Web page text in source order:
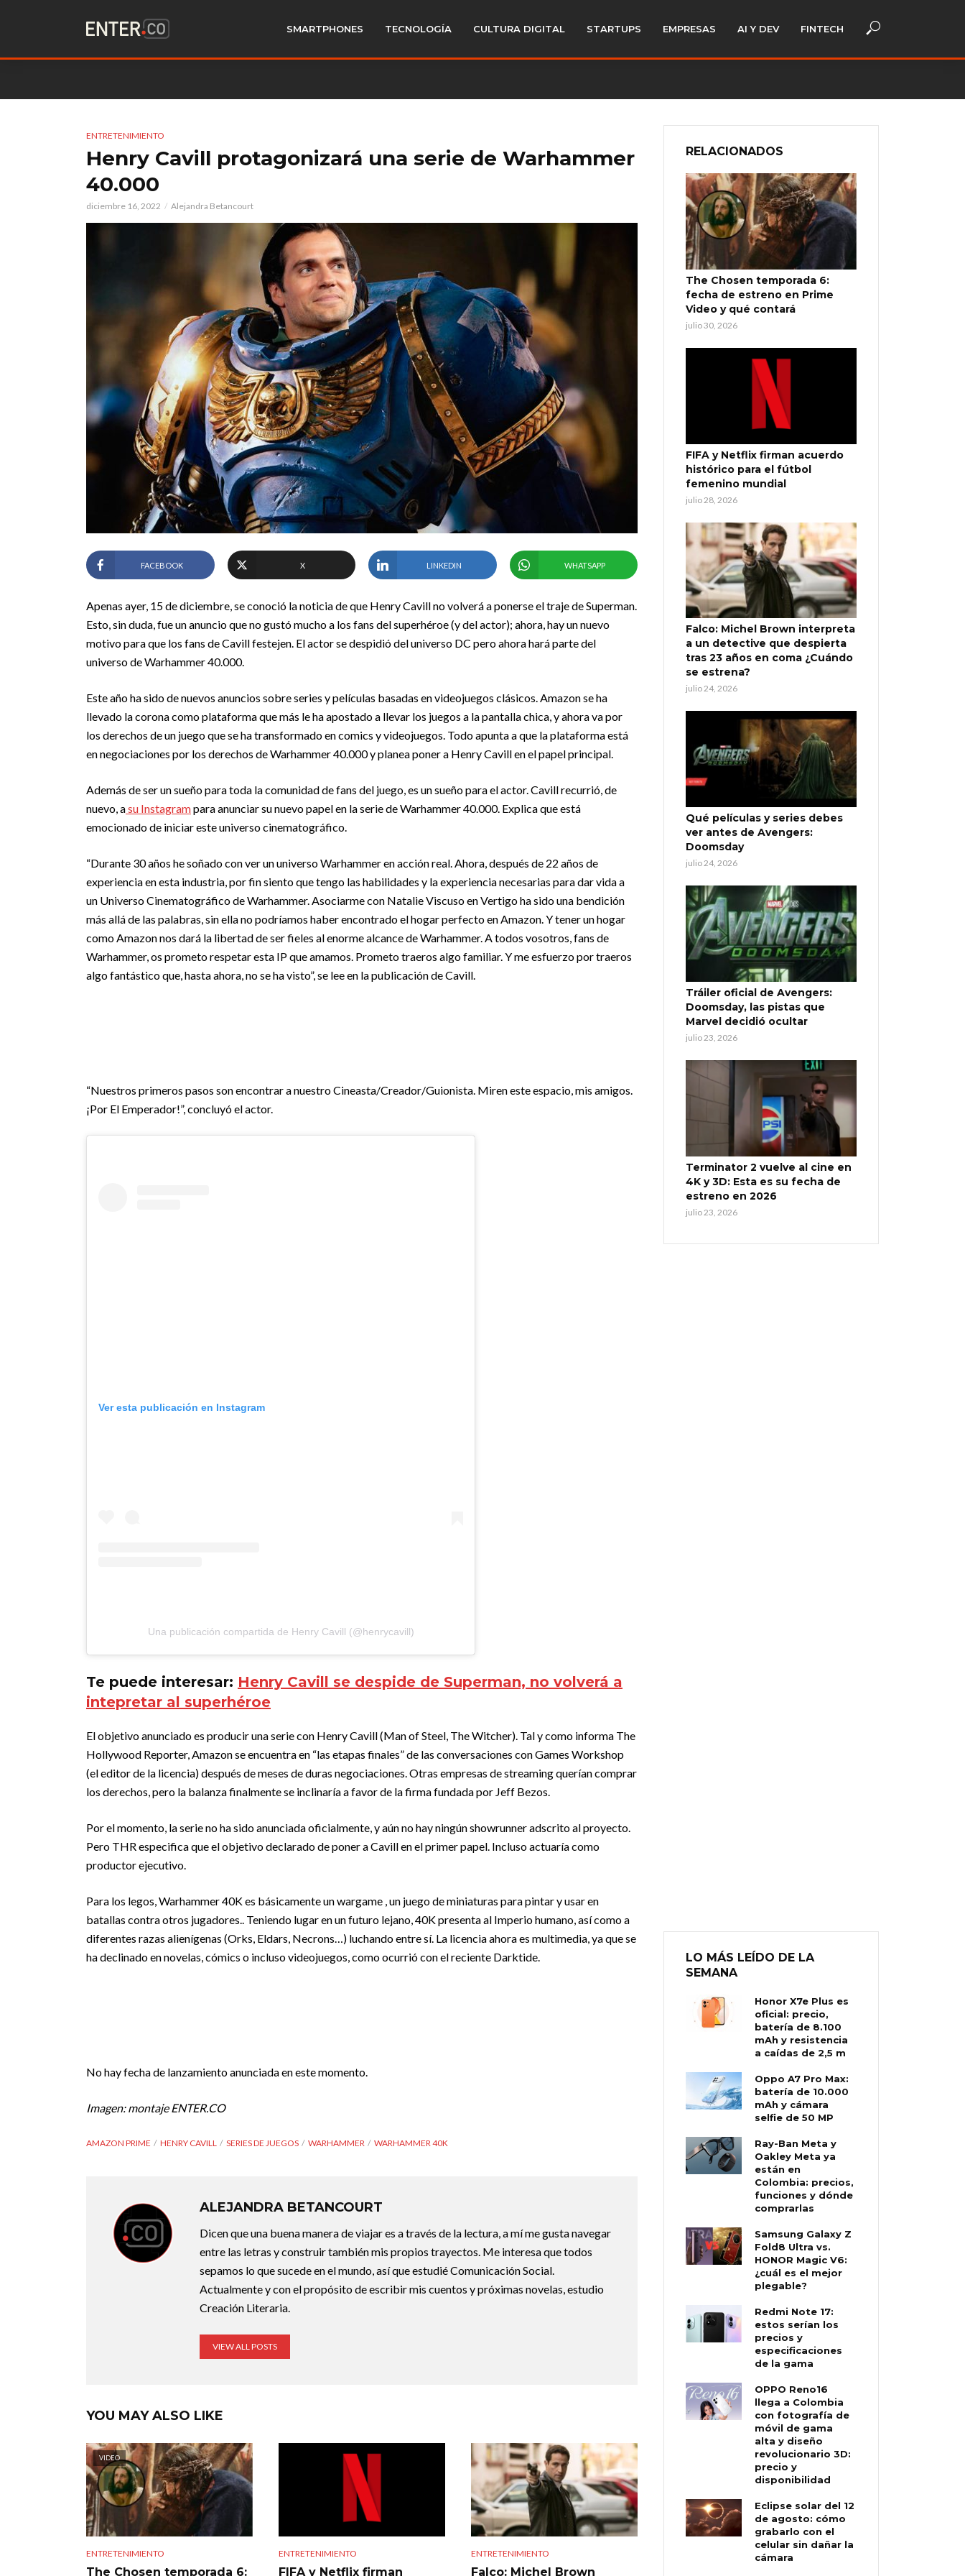
SMARTPHONES TECNOLOGÍA CULTURA DIGITAL STARTUPS EMPRESAS AI Y DEV FINTECH
ENTRETENIMIENTO
Henry Cavill protagonizará una serie de Warhammer
40.000
diciembre 16, 2022 Alejandra Betancourt
FACEBOOK X LINKEDIN WHATSAPP
Apenas ayer, 15 de diciembre, se conoció la noticia de que Henry Cavill no volverá a ponerse el traje de Superman.
Esto, sin duda, fue un anuncio que no gustó mucho a los fans del superhéroe (y del actor); ahora, hay un nuevo
motivo para que los fans de Cavill festejen. El actor se despidió del universo DC pero ahora hará parte del
universo de Warhammer 40.000.
Este año ha sido de nuevos anuncios sobre series y películas basadas en videojuegos clásicos. Amazon se ha
llevado la corona como plataforma que más le ha apostado a llevar los juegos a la pantalla chica, y ahora va por
los derechos de un juego que se ha transformado en comics y videojuegos. Todo apunta a que la plataforma está
en negociaciones por los derechos de Warhammer 40.000 y planea poner a Henry Cavill en el papel principal.
Además de ser un sueño para toda la comunidad de fans del juego, es un sueño para el actor. Cavill recurrió, de
nuevo, asu Instagrampara anunciar su nuevo papel en la serie de Warhammer 40.000. Explica que está
emocionado de iniciar este universo cinematográfico.
“Durante 30 años he soñado con ver un universo Warhammer en acción real. Ahora, después de 22 años de
experiencia en esta industria, por fin siento que tengo las habilidades y la experiencia necesarias para dar vida a
un Universo Cinematográfico de Warhammer. Asociarme con Natalie Viscuso en Vertigo ha sido una bendición
más allá de las palabras, sin ella no podríamos haber encontrado el hogar perfecto en Amazon. Y tener un hogar
como Amazon nos dará la libertad de ser fieles al enorme alcance de Warhammer. A todos vosotros, fans de
Warhammer, os prometo respetar esta IP que amamos. Prometo traeros algo familiar. Y me esfuerzo por traeros
algo fantástico que, hasta ahora, no se ha visto”, se lee en la publicación de Cavill.
“Nuestros primeros pasos son encontrar a nuestro Cineasta/Creador/Guionista. Miren este espacio, mis amigos.
¡Por El Emperador!”, concluyó el actor.
Ver esta publicación en Instagram
Una publicación compartida de Henry Cavill (@henrycavill)
Te puede interesar: Henry Cavill se despide de Superman, no volverá a
intepretar al superhéroe
El objetivo anunciado es producir una serie con Henry Cavill (Man of Steel, The Witcher). Tal y como informa The
Hollywood Reporter, Amazon se encuentra en “las etapas finales” de las conversaciones con Games Workshop
(el editor de la licencia) después de meses de duras negociaciones. Otras empresas de streaming querían comprar
los derechos, pero la balanza finalmente se inclinaría a favor de la firma fundada por Jeff Bezos.
Por el momento, la serie no ha sido anunciada oficialmente, y aún no hay ningún showrunner adscrito al proyecto.
Pero THR especifica que el objetivo declarado de poner a Cavill en el primer papel. Incluso actuaría como
productor ejecutivo.
Para los legos, Warhammer 40K es básicamente un wargame , un juego de miniaturas para pintar y usar en
batallas contra otros jugadores.. Teniendo lugar en un futuro lejano, 40K presenta al Imperio humano, así como a
diferentes razas alienígenas (Orks, Eldars, Necrons…) luchando entre sí. La licencia ahora es multimedia, ya que se
ha declinado en novelas, cómics o incluso videojuegos, como ocurrió con el reciente Darktide.
No hay fecha de lanzamiento anunciada en este momento.
Imagen: montaje ENTER.CO
AMAZON PRIME HENRY CAVILL SERIES DE JUEGOS WARHAMMER WARHAMMER 40K
ALEJANDRA BETANCOURT
Dicen que una buena manera de viajar es a través de la lectura, a mí me gusta navegar
entre las letras y construir también mis propios trayectos. Me interesa que todos
sepamos lo que sucede en el mundo, así que estudié Comunicación Social.
Actualmente y con el propósito de escribir mis cuentos y próximas novelas, estudio
Creación Literaria.
VIEW ALL POSTS
YOU MAY ALSO LIKE
VIDEO
ENTRETENIMIENTO
The Chosen temporada 6:
ENTRETENIMIENTO
FIFA y Netflix firman
ENTRETENIMIENTO
Falco: Michel Brown
RELACIONADOS
The Chosen temporada 6:
fecha de estreno en Prime
Video y qué contará
julio 30, 2026
FIFA y Netflix firman acuerdo
histórico para el fútbol
femenino mundial
julio 28, 2026
Falco: Michel Brown interpreta
a un detective que despierta
tras 23 años en coma ¿Cuándo
se estrena?
julio 24, 2026
Qué películas y series debes
ver antes de Avengers:
Doomsday
julio 24, 2026
Tráiler oficial de Avengers:
Doomsday, las pistas que
Marvel decidió ocultar
julio 23, 2026
Terminator 2 vuelve al cine en
4K y 3D: Esta es su fecha de
estreno en 2026
julio 23, 2026
LO MÁS LEÍDO DE LA
SEMANA
Honor X7e Plus es
oficial: precio,
batería de 8.100
mAh y resistencia
a caídas de 2,5 m
Oppo A7 Pro Max:
batería de 10.000
mAh y cámara
selfie de 50 MP
Ray-Ban Meta y
Oakley Meta ya
están en
Colombia: precios,
funciones y dónde
comprarlas
Samsung Galaxy Z
Fold8 Ultra vs.
HONOR Magic V6:
¿cuál es el mejor
plegable?
Redmi Note 17:
estos serían los
precios y
especificaciones
de la gama
OPPO Reno16
llega a Colombia
con fotografía de
móvil de gama
alta y diseño
revolucionario 3D:
precio y
disponibilidad
Eclipse solar del 12
de agosto: cómo
grabarlo con el
celular sin dañar la
cámara